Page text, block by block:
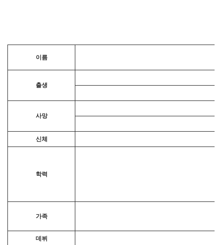
이름
출생
사망
신체
학력
가족
데뷔